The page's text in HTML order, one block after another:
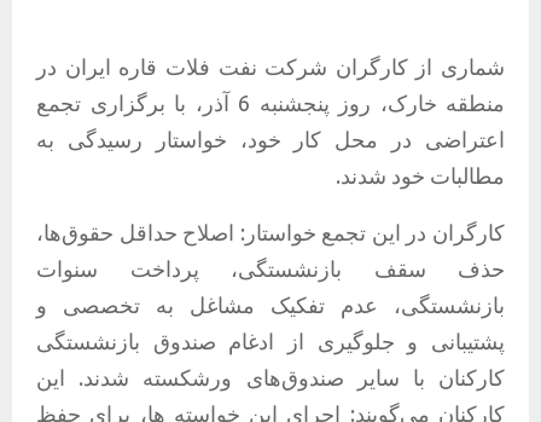
شماری از کارگران شرکت نفت فلات قاره ایران در
منطقه خارک، روز پنجشنبه 6 آذر، با برگزاری تجمع
اعتراضی در محل کار خود، خواستار رسیدگی به
مطالبات خود شدند.
کارگران در این تجمع خواستار: اصلاح حداقل حقوق‌ها،
حذف سقف بازنشستگی، پرداخت سنوات
بازنشستگی، عدم تفکیک مشاغل به تخصصی و
پشتیبانی و جلوگیری از ادغام صندوق بازنشستگی
کارکنان با سایر صندوق‌های ورشکسته شدند. این
کارکنان می‌گویند: اجرای این خواسته ها، برای حفظ